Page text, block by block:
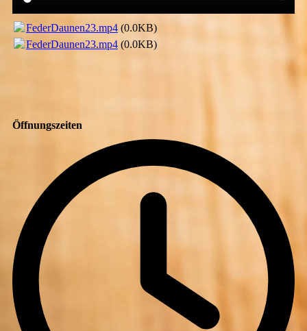
FederDaunen23.mp4(0.0KB)
FederDaunen23.mp4(0.0KB)
Öffnungszeiten